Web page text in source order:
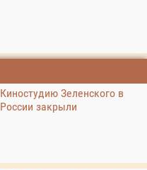
Киностудию Зеленского в
России закрыли